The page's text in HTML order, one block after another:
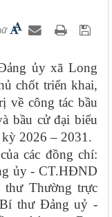
ủy xã Long
chốt triển khai,
về công tác bầu
bầu cử đại biểu
kỳ 2026 – 2031.
các đồng chí:
ủy - CT.HĐND
Thường trực
thư Đảng uỷ -